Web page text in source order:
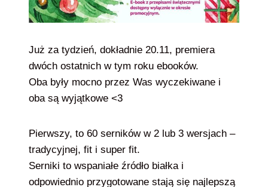
Już za tydzień, dokładnie 20.11, premiera
dwóch ostatnich w tym roku ebooków.
Oba były mocno przez Was wyczekiwane i
oba są wyjątkowe <3
Pierwszy, to 60 serników w 2 lub 3 wersjach –
tradycyjnej, fit i super fit.
Serniki to wspaniałe źródło białka i
odpowiednio przygotowane stają się najlepszą